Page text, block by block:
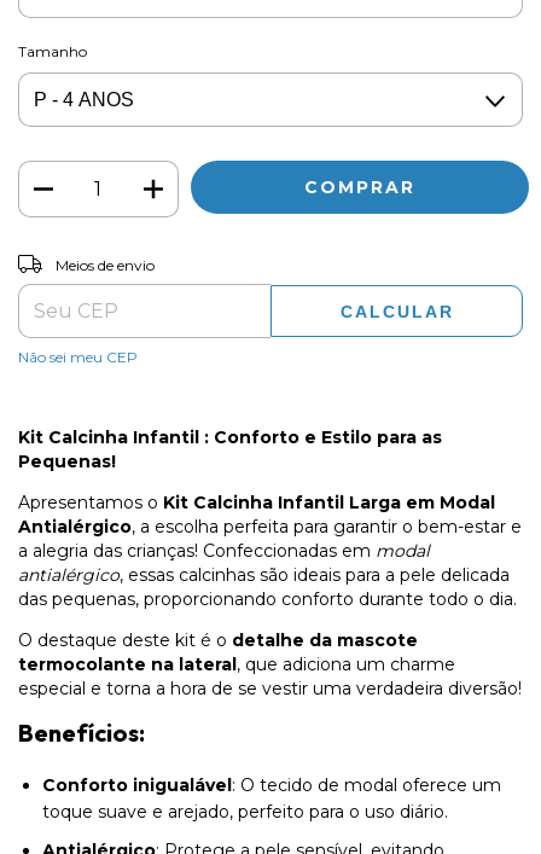
Tamanho
Entregas para o CEP:
Meios de envio
CALCULAR
Não sei meu CEP
Kit Calcinha Infantil : Conforto e Estilo para as
Pequenas!
Apresentamos o Kit Calcinha Infantil Larga em Modal
Antialérgico, a escolha perfeita para garantir o bem-estar e
a alegria das crianças! Confeccionadas em modal
antialérgico, essas calcinhas são ideais para a pele delicada
das pequenas, proporcionando conforto durante todo o dia.
O destaque deste kit é o detalhe da mascote
termocolante na lateral, que adiciona um charme
especial e torna a hora de se vestir uma verdadeira diversão!
Benefícios:
Conforto inigualável: O tecido de modal oferece um
toque suave e arejado, perfeito para o uso diário.